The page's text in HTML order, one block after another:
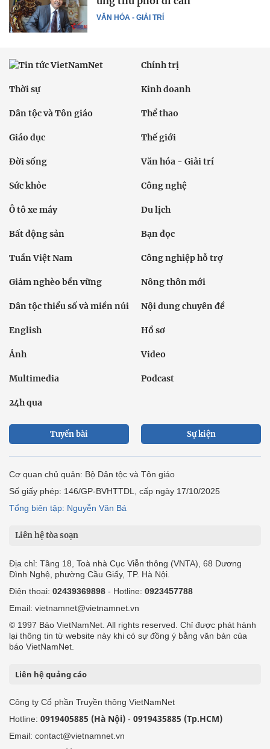
VĂN HÓA - GIẢI TRÍ
Chính trị
Thời sự Kinh doanh
Dân tộc và Tôn giáo Thể thao
Giáo dục Thế giới
Đời sống Văn hóa - Giải trí
Sức khỏe Công nghệ
Ô tô xe máy Du lịch
Bất động sản Bạn đọc
Tuần Việt Nam Công nghiệp hỗ trợ
Giảm nghèo bền vững Nông thôn mới
Dân tộc thiểu số và miền núi Nội dung chuyên đề
English Hồ sơ
Ảnh Video
Multimedia Podcast
24h qua
Tuyến bài Sự kiện
Cơ quan chủ quản: Bộ Dân tộc và Tôn giáo
Số giấy phép: 146/GP-BVHTTDL, cấp ngày 17/10/2025
Tổng biên tập: Nguyễn Văn Bá
Liên hệ tòa soạn
Địa chỉ: Tầng 18, Toà nhà Cục Viễn thông (VNTA), 68 Dương
Đình Nghệ, phường Cầu Giấy, TP. Hà Nội.
Điện thoại: 02439369898 - Hotline: 0923457788
Email: vietnamnet@vietnamnet.vn
© 1997 Báo VietNamNet. All rights reserved. Chỉ được phát hành
lại thông tin từ website này khi có sự đồng ý bằng văn bản của
báo VietNamNet.
Liên hệ quảng cáo
Công ty Cổ phần Truyền thông VietNamNet
Hotline: 0919405885 (Hà Nội) - 0919435885 (Tp.HCM)
Email: contact@vietnamnet.vn